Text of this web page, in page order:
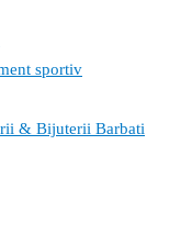
sportiv
& Bijuterii Barbati